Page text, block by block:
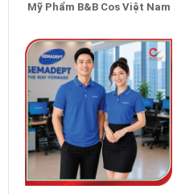
Mỹ Phẩm B&B Cos Việt Nam